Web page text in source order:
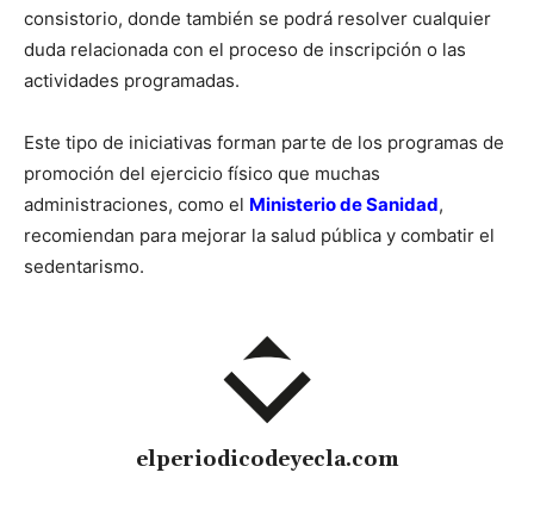
consistorio, donde también se podrá resolver cualquier
duda relacionada con el proceso de inscripción o las
actividades programadas.
Este tipo de iniciativas forman parte de los programas de
promoción del ejercicio físico que muchas
administraciones, como el Ministerio de Sanidad,
recomiendan para mejorar la salud pública y combatir el
sedentarismo.
elperiodicodeyecla.com